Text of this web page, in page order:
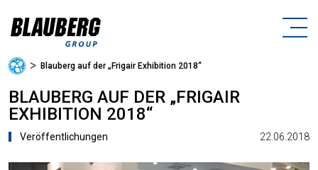
ᐳ Blauberg auf der „Frigair Exhibition 2018“
BLAUBERG AUF DER „FRIGAIR
EXHIBITION 2018“
Veröffentlichungen 22.06.2018